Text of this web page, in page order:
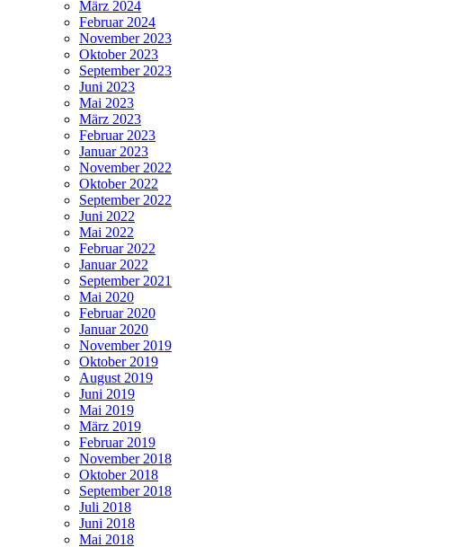
März 2024
Februar 2024
November 2023
Oktober 2023
September 2023
Juni 2023
Mai 2023
März 2023
Februar 2023
Januar 2023
November 2022
Oktober 2022
September 2022
Juni 2022
Mai 2022
Februar 2022
Januar 2022
September 2021
Mai 2020
Februar 2020
Januar 2020
November 2019
Oktober 2019
August 2019
Juni 2019
Mai 2019
März 2019
Februar 2019
November 2018
Oktober 2018
September 2018
Juli 2018
Juni 2018
Mai 2018